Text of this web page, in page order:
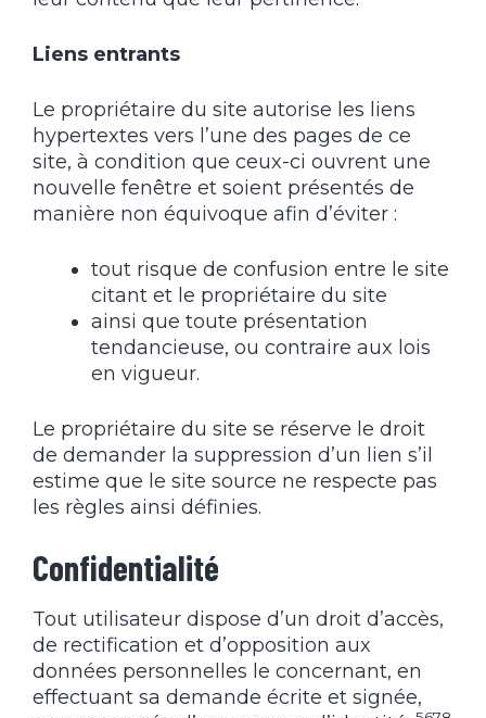
Liens entrants
Le propriétaire du site autorise les liens
hypertextes vers l’une des pages de ce
site, à condition que ceux-ci ouvrent une
nouvelle fenêtre et soient présentés de
manière non équivoque afin d’éviter :
tout risque de confusion entre le site
citant et le propriétaire du site
ainsi que toute présentation
tendancieuse, ou contraire aux lois
en vigueur.
Le propriétaire du site se réserve le droit
de demander la suppression d’un lien s’il
estime que le site source ne respecte pas
les règles ainsi définies.
Confidentialité
Tout utilisateur dispose d’un droit d’accès,
de rectification et d’opposition aux
données personnelles le concernant, en
effectuant sa demande écrite et signée,